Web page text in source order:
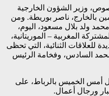
وزير الشؤون الخارجية
بالخارج، ناصر بوريطة. ومن
ولد بلال مسعود، اليوم،
المغربية – الموريتانية،
للعلاقات الثنائية، التي تحظى
السادس، وفخامة الرئيس
حل أمس الخميس بالرباط، على
ورجال أعمال.